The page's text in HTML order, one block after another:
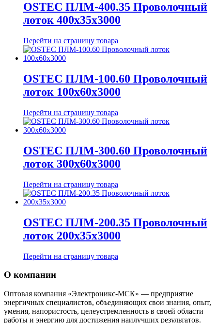
OSTEC ПЛМ-400.35 Проволочный
лоток 400х35х3000
Перейти на страницу товара
OSTEC ПЛМ-100.60 Проволочный
лоток 100х60х3000
Перейти на страницу товара
OSTEC ПЛМ-300.60 Проволочный
лоток 300х60х3000
Перейти на страницу товара
OSTEC ПЛМ-200.35 Проволочный
лоток 200х35х3000
Перейти на страницу товара
О компании
Оптовая компания «Электроникс-МСК» — предприятие
энергичных специалистов, объединяющих свои знания, опыт,
умения, напористость, целеустремленность в своей области
работы и энергию для достижения наилучших результатов.